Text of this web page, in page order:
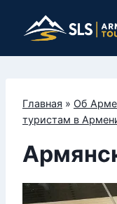
Главная » Об
туристам в